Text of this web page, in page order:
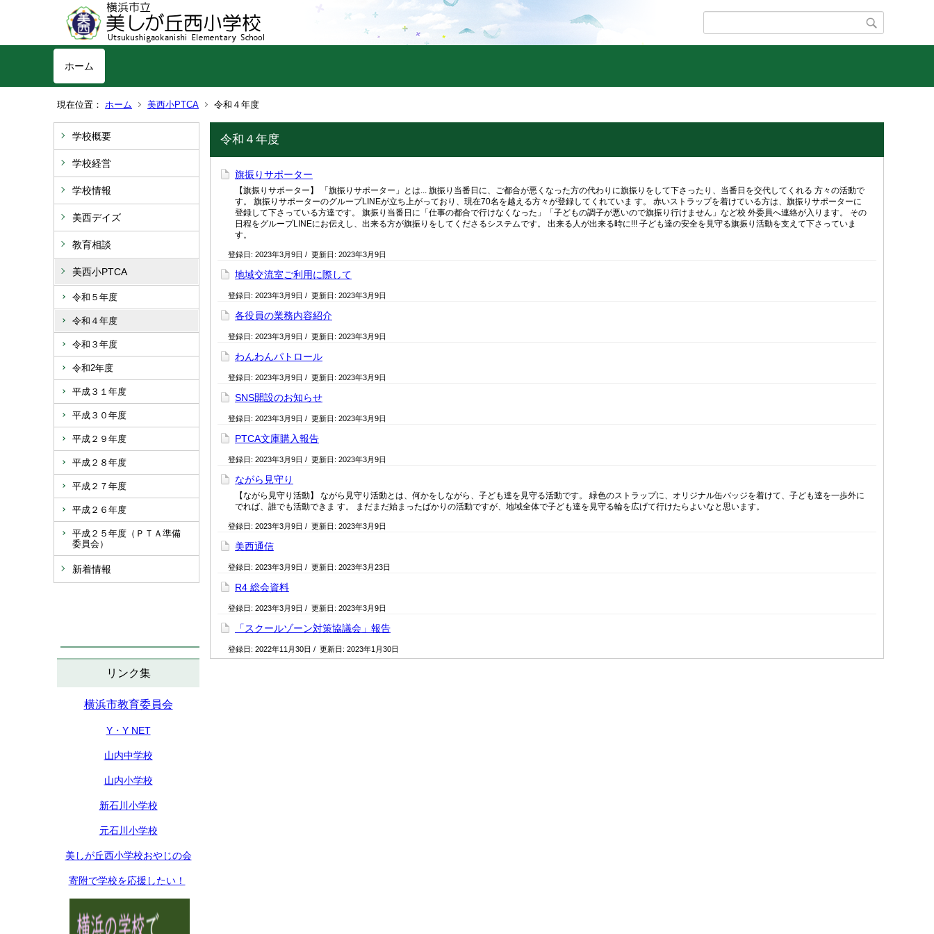
ホーム
現在位置： ホーム 美西小PTCA 令和４年度
学校概要
学校経営
学校情報
美西デイズ
教育相談
美西小PTCA
令和５年度
令和４年度
令和３年度
令和2年度
平成３１年度
平成３０年度
平成２９年度
平成２８年度
平成２７年度
平成２６年度
平成２５年度（ＰＴＡ準備
委員会）
新着情報
リンク集
横浜市教育委員会
Y・Y NET
山内中学校
山内小学校
新石川小学校
元石川小学校
美しが丘西小学校おやじの会
寄附で学校を応援したい！
令和４年度
旗振りサポーター
【旗振りサポーター】 「旗振りサポーター」とは... 旗振り当番日に、ご都合が悪くなった方の代わりに旗振りをして下さったり、当番日を交代してくれる 方々の活動で
す。 旗振りサポーターのグループLINEが立ち上がっており、現在70名を越える方々が登録してくれていま す。 赤いストラップを着けている方は、旗振りサポーターに
登録して下さっている方達です。 旗振り当番日に「仕事の都合で行けなくなった」「子どもの調子が悪いので旗振り行けません」など校 外委員へ連絡が入ります。 その
日程をグループLINEにお伝えし、出来る方が旗振りをしてくださるシステムです。 出来る人が出来る時に!!! 子ども達の安全を見守る旗振り活動を支えて下さっていま
す。
登録日: 2023年3月9日 / 更新日: 2023年3月9日
地域交流室ご利用に際して
登録日: 2023年3月9日 / 更新日: 2023年3月9日
各役員の業務内容紹介
登録日: 2023年3月9日 / 更新日: 2023年3月9日
わんわんパトロール
登録日: 2023年3月9日 / 更新日: 2023年3月9日
SNS開設のお知らせ
登録日: 2023年3月9日 / 更新日: 2023年3月9日
PTCA文庫購入報告
登録日: 2023年3月9日 / 更新日: 2023年3月9日
ながら見守り
【ながら見守り活動】 ながら見守り活動とは、何かをしながら、子ども達を見守る活動です。 緑色のストラップに、オリジナル缶バッジを着けて、子ども達を一歩外に
でれば、誰でも活動できま す。 まだまだ始まったばかりの活動ですが、地域全体で子ども達を見守る輪を広げて行けたらよいなと思います。
登録日: 2023年3月9日 / 更新日: 2023年3月9日
美西通信
登録日: 2023年3月9日 / 更新日: 2023年3月23日
R4 総会資料
登録日: 2023年3月9日 / 更新日: 2023年3月9日
「スクールゾーン対策協議会」報告
登録日: 2022年11月30日 / 更新日: 2023年1月30日